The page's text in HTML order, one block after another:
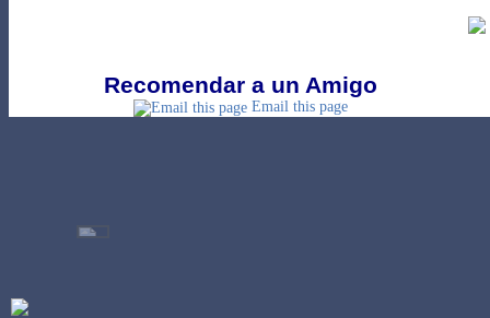
Recomendar a un Amigo
Email this page